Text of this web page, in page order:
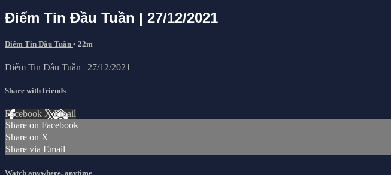
Điểm Tin Đầu Tuần | 27/12/2021
Điểm Tin Đầu Tuần • 22m
Điểm Tin Đầu Tuần | 27/12/2021
Share with friends
Facebook XEmail
Share on Facebook
Share on X
Share via Email
Watch anywhere, anytime